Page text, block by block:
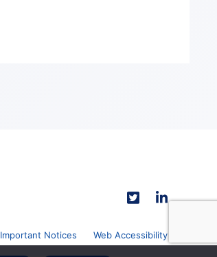
Important Notices Web Accessibility